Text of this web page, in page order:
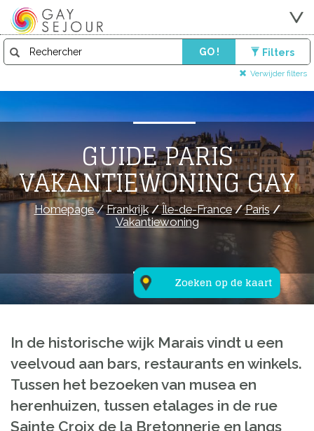
GO ! Filters
Verwijder filters
Zoeken op de kaart
GUIDE PARIS
VAKANTIEWONING GAY
Homepage/Frankrijk/Île-de-France/Paris/
Vakantiewoning
In de historische wijk Marais vindt u een
veelvoud aan bars, restaurants en winkels.
Tussen het bezoeken van musea en
herenhuizen, tussen etalages in de rue
Sainte Croix de la Bretonnerie en langs